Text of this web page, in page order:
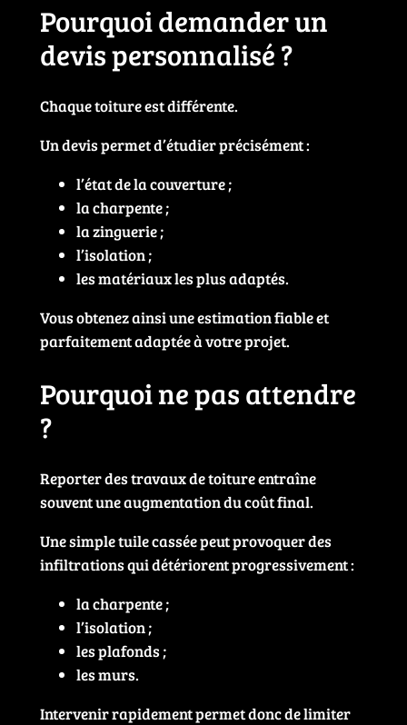
Pourquoi demander un
devis personnalisé ?
Chaque toiture est différente.
Un devis permet d’étudier précisément :
l’état de la couverture ;
la charpente ;
la zinguerie ;
l’isolation ;
les matériaux les plus adaptés.
Vous obtenez ainsi une estimation fiable et
parfaitement adaptée à votre projet.
Pourquoi ne pas attendre
?
Reporter des travaux de toiture entraîne
souvent une augmentation du coût final.
Une simple tuile cassée peut provoquer des
infiltrations qui détériorent progressivement :
la charpente ;
l’isolation ;
les plafonds ;
les murs.
Intervenir rapidement permet donc de limiter